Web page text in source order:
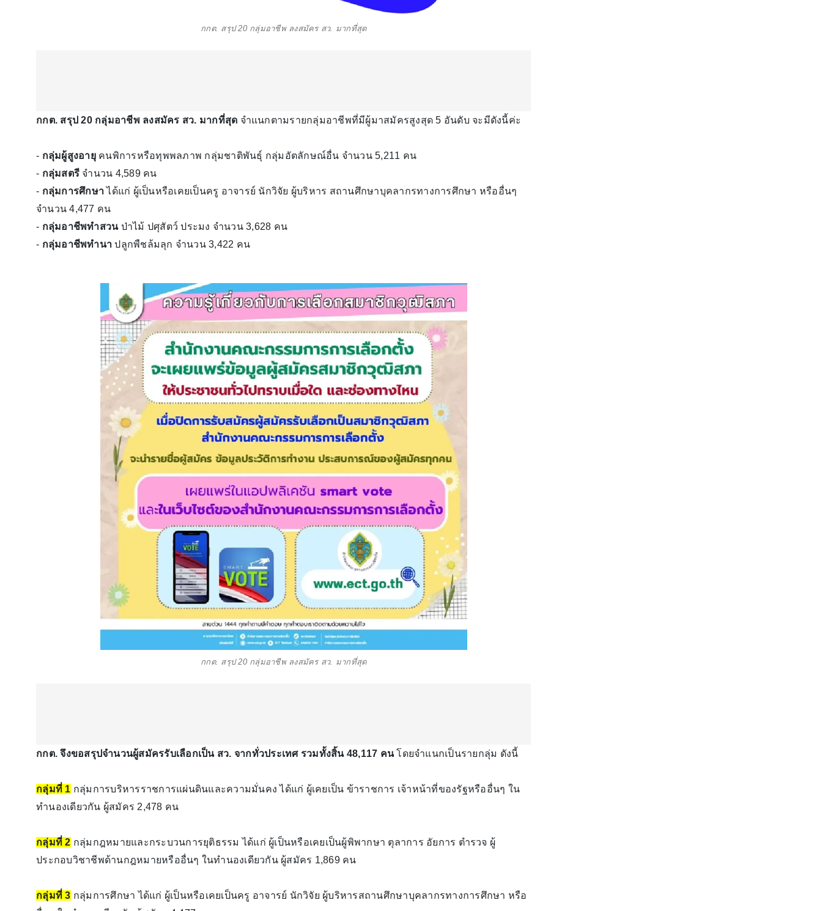
กกต. สรุป 20 กลุ่มอาชีพ ลงสมัคร สว. มากที่สุด
กกต. สรุป 20 กลุ่มอาชีพ ลงสมัคร สว. มากที่สุด จำแนกตามรายกลุ่มอาชีพที่มีผู้มาสมัครสูงสุด 5 อันดับ จะมีดังนี้ค่ะ
- กลุ่มผู้สูงอายุคนพิการหรือทุพพลภาพ กลุ่มชาติพันธุ์ กลุ่มอัตลักษณ์อื่น จำนวน 5,211 คน
- กลุ่มสตรี จำนวน 4,589 คน
- กลุ่มการศึกษาได้แก่ ผู้เป็นหรือเคยเป็นครู อาจารย์ นักวิจัย ผู้บริหาร สถานศึกษาบุคลากรทางการศึกษา หรืออื่นๆ
จำนวน 4,477 คน
- กลุ่มอาชีพทำสวน ป่าไม้ ปศุสัตว์ ประมง จำนวน 3,628 คน
- กลุ่มอาชีพทำนา ปลูกพืชล้มลุก จำนวน 3,422 คน
กกต. สรุป 20 กลุ่มอาชีพ ลงสมัคร สว. มากที่สุด
กกต. จึงขอสรุปจำนวนผู้สมัครรับเลือกเป็น สว. จากทั่วประเทศ รวมทั้งสิ้น 48,117 คนโดยจำแนกเป็นรายกลุ่ม ดังนี้
กลุ่มที่ 1 กลุ่มการบริหารราชการแผ่นดินและความมั่นคง ได้แก่ ผู้เคยเป็น ข้าราชการ เจ้าหน้าที่ของรัฐหรืออื่นๆ ใน
ทำนองเดียวกัน ผู้สมัคร 2,478 คน
กลุ่มที่ 2 กลุ่มกฎหมายและกระบวนการยุติธรรม ได้แก่ ผู้เป็นหรือเคยเป็นผู้พิพากษา ตุลาการ อัยการ ตำรวจ ผู้
ประกอบวิชาชีพด้านกฎหมายหรืออื่นๆ ในทำนองเดียวกัน ผู้สมัคร 1,869 คน
กลุ่มที่ 3 กลุ่มการศึกษา ได้แก่ ผู้เป็นหรือเคยเป็นครู อาจารย์ นักวิจัย ผู้บริหารสถานศึกษาบุคลากรทางการศึกษา หรือ